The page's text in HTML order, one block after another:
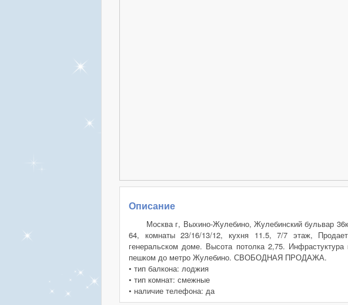
Описание
Москва г, Выхино-Жулебино, Жулебинский бульвар
64, комнаты 23/16/13/12, кухня 11.5, 7/7 этаж,
генеральском доме. Высота потолка 2,75.
пешком до метро Жулебино. СВОБОДНАЯ ПРОДАЖА.
• тип балкона: лоджия
• тип комнат: смежные
• наличие телефона: да